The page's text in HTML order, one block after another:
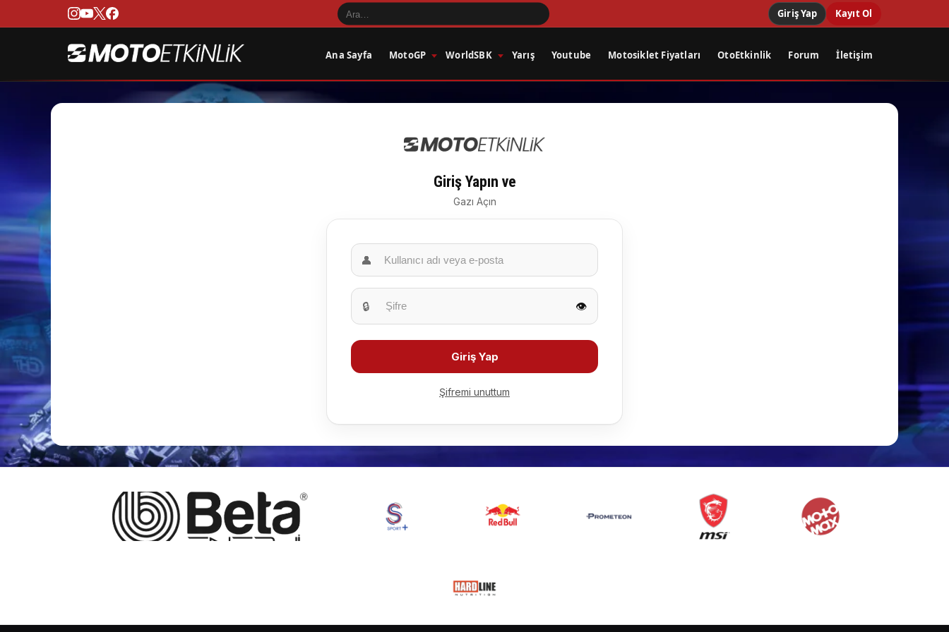
Giriş Yap Kayıt Ol
Ana Sayfa MotoGP WorldSBK Yarış Youtube Motosiklet Fiyatları OtoEtkinlik Forum İletişim
Giriş Yapın ve
Gazı Açın
👤
🔒 👁️
Giriş Yap
Şifremi unuttum